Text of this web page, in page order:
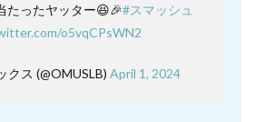
たったヤッター😆🎉#スマッシュ
o5vqCPsWN2
クス (@OMUSLB) April 1, 2024